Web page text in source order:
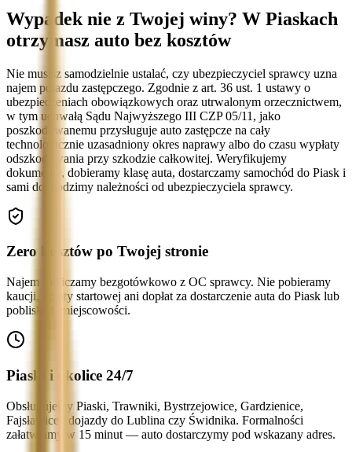
Wypadek nie z Twojej winy? W Piaskach
otrzymasz auto bez kosztów
Nie musisz samodzielnie ustalać, czy ubezpieczyciel sprawcy uzna
najem pojazdu zastępczego. Zgodnie z art. 36 ust. 1 ustawy o
ubezpieczeniach obowiązkowych oraz utrwalonym orzecznictwem,
w tym uchwałą Sądu Najwyższego III CZP 05/11, jako
poszkodowanemu przysługuje auto zastępcze na cały
technologicznie uzasadniony okres naprawy albo do czasu wypłaty
odszkodowania przy szkodzie całkowitej. Weryfikujemy
dokumenty, dobieramy klasę auta, dostarczamy samochód do Piask i
sami dochodzimy należności od ubezpieczyciela sprawcy.
Zero kosztów po Twojej stronie
Najem rozliczamy bezgotówkowo z OC sprawcy. Nie pobieramy
kaucji, opłaty startowej ani dopłat za dostarczenie auta do Piask lub
pobliskich miejscowości.
Piaski i okolice 24/7
Obsługujemy Piaski, Trawniki, Bystrzejowice, Gardzienice,
Fajsławice i dojazdy do Lublina czy Świdnika. Formalności
załatwiamy w 15 minut — auto dostarczymy pod wskazany adres.